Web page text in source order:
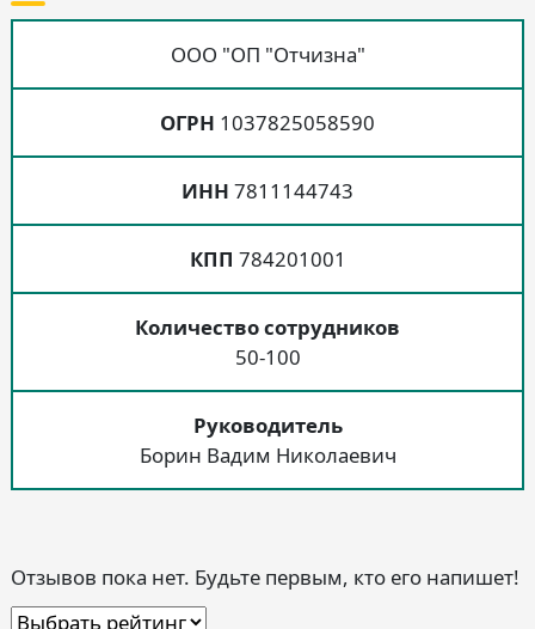
ООО "ОП "Отчизна"
ОГРН 1037825058590
ИНН 7811144743
КПП 784201001
Количество сотрудников
50-100
Руководитель
Борин Вадим Николаевич
Отзывов пока нет. Будьте первым, кто его напишет!